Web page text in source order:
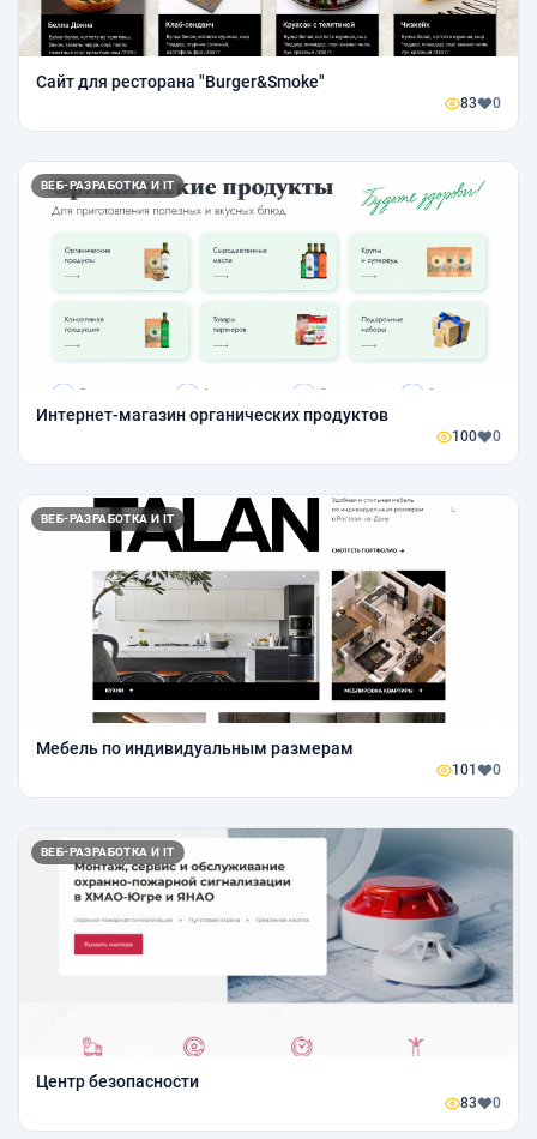
Сайт для ресторана "Burger&Smoke"
83 0
ВЕБ-РАЗРАБОТКА И IT
Интернет-магазин органических продуктов
100 0
ВЕБ-РАЗРАБОТКА И IT
Мебель по индивидуальным размерам
101 0
ВЕБ-РАЗРАБОТКА И IT
Центр безопасности
83 0